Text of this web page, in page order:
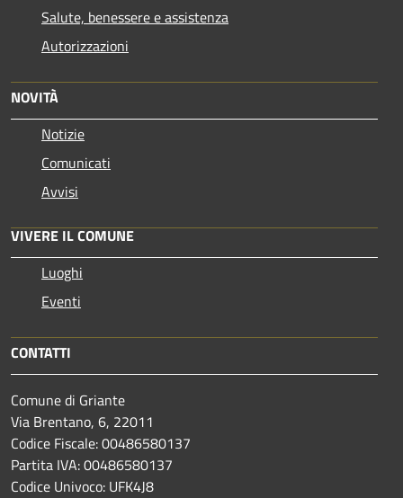
Salute, benessere e assistenza
Autorizzazioni
NOVITÀ
Notizie
Comunicati
Avvisi
VIVERE IL COMUNE
Luoghi
Eventi
CONTATTI
Comune di Griante
Via Brentano, 6, 22011
Codice Fiscale: 00486580137
Partita IVA: 00486580137
Codice Univoco: UFK4J8